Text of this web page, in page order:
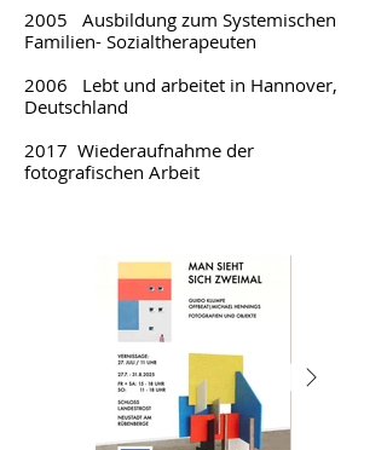
2005 Ausbildung zum Systemischen
Familien- Sozialtherapeuten
2006 Lebt und arbeitet in Hannover,
Deutschland
2017 Wiederaufnahme der
fotografischen Arbeit